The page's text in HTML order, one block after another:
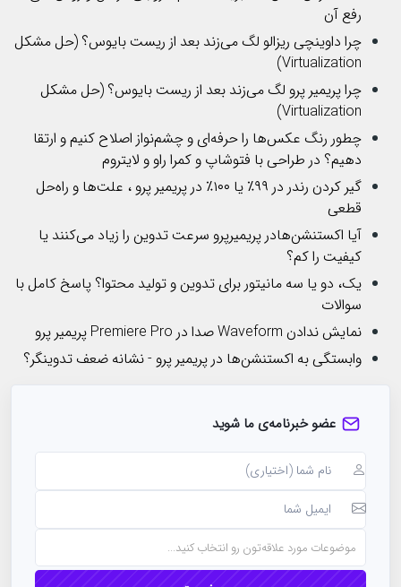
رفع آن
چرا داوینچی ریزالو لگ می‌زند بعد از ریست بایوس؟ (حل مشکل
Virtualization)
چرا پریمیر پرو لگ می‌زند بعد از ریست بایوس؟ (حل مشکل
Virtualization)
چطور رنگ عکس‌ها را حرفه‌ای و چشم‌نواز اصلاح کنیم و ارتقا
دهیم؟ در طراحی با فتوشاپ و کمرا راو و لایتروم
گیر کردن رندر در ۹۹٪ یا ۱۰۰٪ در پریمیر پرو ، علت‌ها و راه‌حل
قطعی
آیا اکستنشن‌هادر پریمیرپرو سرعت تدوین را زیاد می‌کنند یا
کیفیت را کم؟
یک، دو یا سه مانیتور برای تدوین و تولید محتوا؟ پاسخ کامل با
سوالات
نمایش ندادن Waveform صدا در Premiere Pro پریمیر پرو
وابستگی به اکستنشن‌ها در پریمیر پرو - نشانه ضعف تدوینگر؟
عضو خبرنامه‌ی ما شوید
موضوعات مورد علاقه‌تون رو انتخاب کنید...